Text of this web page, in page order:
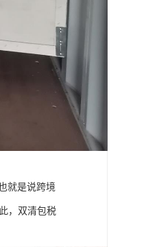
就是说跨境
，双清包税